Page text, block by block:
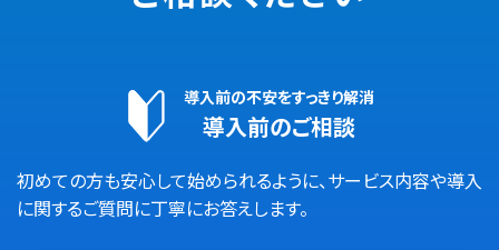
導入前の不安をすっきり解消
導入前のご相談
初めての方も安心して始められるように、サービス内容や導入
に関するご質問に丁寧にお答えします。